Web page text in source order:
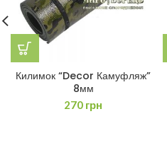
Килимок “Decor Камуфляж”
8мм
270 грн